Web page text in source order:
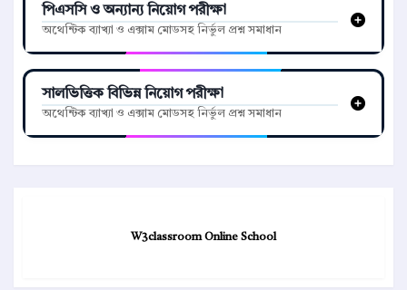
পিএসসি ও অন্যান্য নিয়োগ পরীক্ষা
অথেন্টিক ব্যাখ্যা ও এক্সাম মোডসহ নির্ভুল প্রশ্ন সমাধান
সালভিত্তিক বিভিন্ন নিয়োগ পরীক্ষা
অথেন্টিক ব্যাখ্যা ও এক্সাম মোডসহ নির্ভুল প্রশ্ন সমাধান
W3classroom Online School